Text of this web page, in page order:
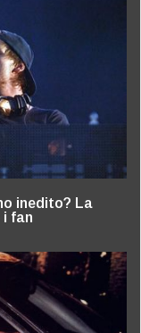
inedito? La
i fan